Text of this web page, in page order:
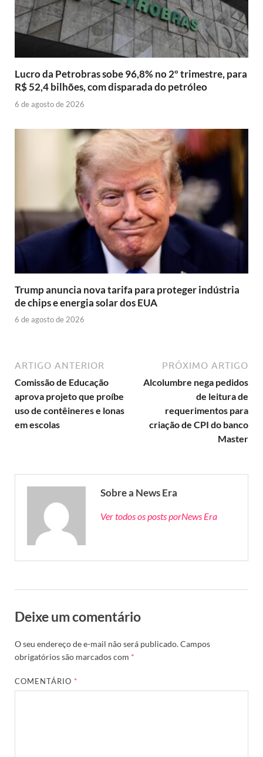
Lucro da Petrobras sobe 96,8% no 2º trimestre, para
R$ 52,4 bilhões, com disparada do petróleo
6 de agosto de 2026
Trump anuncia nova tarifa para proteger indústria
de chips e energia solar dos EUA
6 de agosto de 2026
ARTIGO ANTERIOR
Comissão de Educação
aprova projeto que proíbe
uso de contêineres e lonas
em escolas
PRÓXIMO ARTIGO
Alcolumbre nega pedidos
de leitura de
requerimentos para
criação de CPI do banco
Master
Sobre a News Era
Ver todos os posts porNews Era
Deixe um comentário
O seu endereço de e-mail não será publicado.Campos
obrigatórios são marcados com *
COMENTÁRIO*